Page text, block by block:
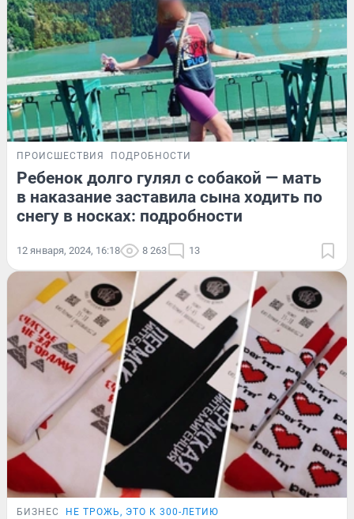
ПРОИСШЕСТВИЯ ПОДРОБНОСТИ
Ребенок долго гулял с собакой — мать
в наказание заставила сына ходить по
снегу в носках: подробности
12 января, 2024, 16:18 8 263 13
БИЗНЕС НЕ ТРОЖЬ, ЭТО К 300-ЛЕТИЮ